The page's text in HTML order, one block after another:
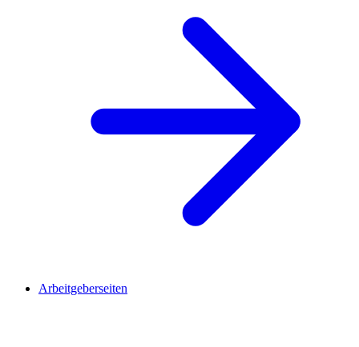
Arbeitgeberseiten